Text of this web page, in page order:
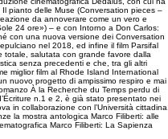
pianto delle Muse (Conversation pieces –
da annoverare come un vero e
24 ore») – e con Intorno a Don Carlos:
con una nuova versione dei Conversation
nel 2018, ed infine il film Parsifal
totale, salutata con grande favore dalla
senza precedenti e che, tra gli altri
miglior film al Rhode Island International
nuovo progetto di ampissimo respiro e mai
À la Recherche du Temps perdu di
n.1 e 2, è già stato presentato nei
in collaborazione con l’Università cittadina.
la mostra antologica Marco Filiberti: alle
Marco Filiberti: La Sapienza